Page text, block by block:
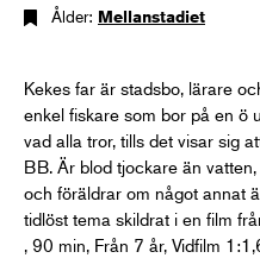
Ålder: Mellanstadiet
Kekes far är stadsbo, lärare
enkel fiskare som bor på en ö
vad alla tror, tills det visar sig
BB. Är blod tjockare än
och föräldrar om något annat
tidlöst tema skildrat i en film
, 90 min, Från 7 år, Vidfilm